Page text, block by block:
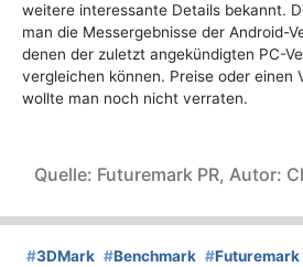
weitere interessante Details bekannt.
man die Messergebnisse der Android-
denen der zuletzt angekündigten PC-
vergleichen können. Preise oder einen
wollte man noch nicht verraten.
Quelle: Futuremark PR, Autor:
#3DMark #Benchmark #Futuremark